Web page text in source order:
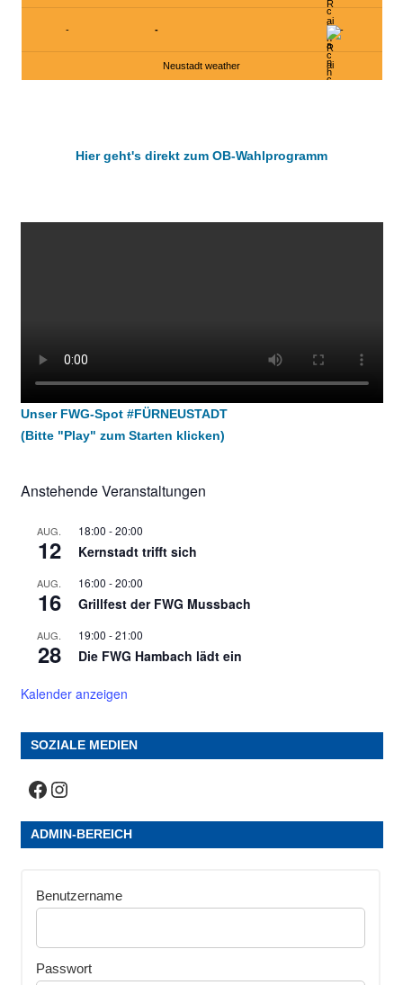
- - -
Neustadt weather
Hier geht's direkt zum OB-Wahlprogramm
Unser FWG-Spot #FÜRNEUSTADT
(Bitte "Play" zum Starten klicken)
Anstehende Veranstaltungen
AUG.
12
18:00 -20:00
Kernstadt trifft sich
AUG.
16
16:00 -20:00
Grillfest der FWG Mussbach
AUG.
28
19:00 -21:00
Die FWG Hambach lädt ein
Kalender anzeigen
SOZIALE MEDIEN
Facebook
Instagram
ADMIN-BEREICH
Benutzername
Passwort